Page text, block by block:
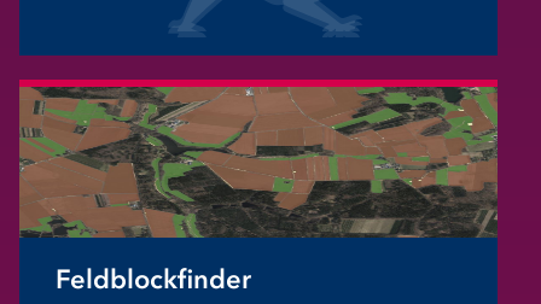
Feldblockfinder